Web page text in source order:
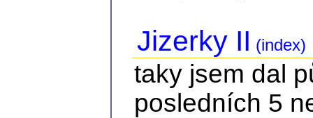
Jizerky II (index)
taky jsem dal
posledních 5